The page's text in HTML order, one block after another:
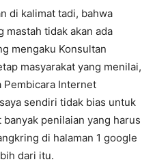
di kalimat tadi, bahwa
mastah tidak akan ada
mengaku Konsultan
masyarakat yang menilai,
Pembicara Internet
sendiri tidak bias untuk
penilaian yang harus
di halaman 1 google
dari itu.